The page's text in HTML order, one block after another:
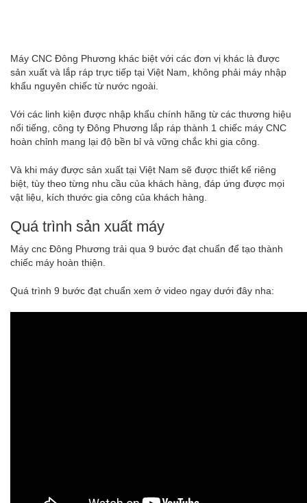
Máy CNC Đông Phương khác biệt với các đơn vị khác là được
sản xuất và lắp ráp trực tiếp tại Việt Nam, không phải máy nhập
khẩu nguyên chiếc từ nước ngoài.
Với các linh kiện được nhập khẩu chính hãng từ các thương hiệu
nổi tiếng, công ty Đông Phương lắp ráp thành 1 chiếc máy CNC
hoàn chỉnh mang lại độ bền bỉ và vững chắc khi gia công.
Và khi máy được sản xuất tại Việt Nam sẽ được thiết kế riêng
biệt, tùy theo từng nhu cầu của khách hàng, đáp ứng được mọi
vật liệu, kích thước gia công của khách hàng.
Quá trình sản xuất máy
Máy cnc Đông Phương trải qua 9 bước đạt chuẩn để tạo thành
chiếc máy hoàn thiện.
Quá trình 9 bước đạt chuẩn xem ở video ngay dưới đây nha: